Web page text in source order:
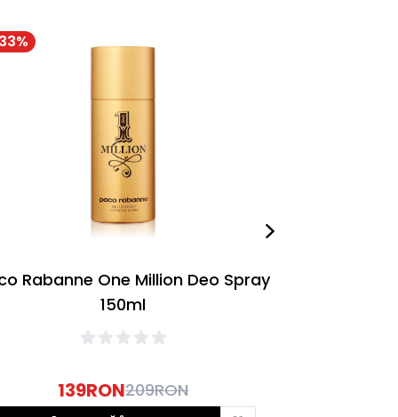
33%
Rabanne One Million Deo Spray
150ml
139RON209RON